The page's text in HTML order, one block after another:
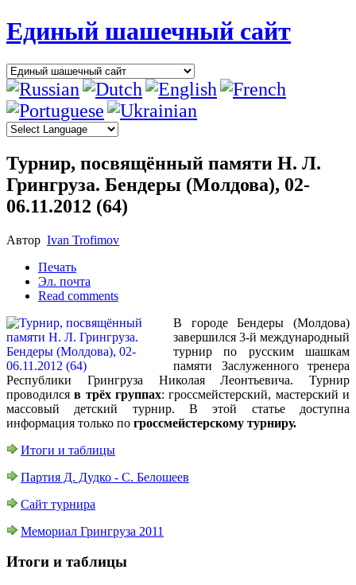
Единый шашечный сайт
Турнир, посвящённый памяти Н. Л.
Грингруза. Бендеры (Молдова), 02-
06.11.2012 (64)
Автор Ivan Trofimov
Печать
Эл. почта
Read comments
В городе Бендеры (Молдова)
завершился 3-й международный
турнир по русским шашкам
памяти Заслуженного тренера
Республики Грингруза Николая Леонтьевича. Турнир
проводилсяв трёх группах: гроссмейстерский, мастерский и
массовый детский турнир. В этой статье доступна
информация только по гроссмейстерскому турниру.
Итоги и таблицы
Партия Д. Дудко - С. Белошеев
Сайт турнира
Мемориал Грингруза 2011
Итоги и таблицы